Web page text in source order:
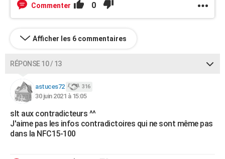
Commenter 0
Afficher les 6 commentaires
RÉPONSE 10 / 13
astuces72 316
30 juin 2021 à 15:05
slt aux contradicteurs ^^
J'aime pas les infos contradictoires qui ne sont même pas
dans la NFC15-100